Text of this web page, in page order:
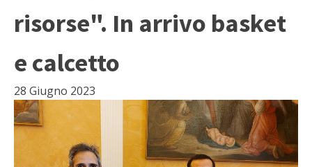
risorse". In arrivo basket
e calcetto
28 Giugno 2023